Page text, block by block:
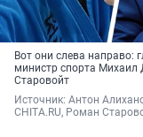
Вот они слева направо:
министр спорта Михаил
Старовойт
Источник: Антон
CHITA.RU, Роман